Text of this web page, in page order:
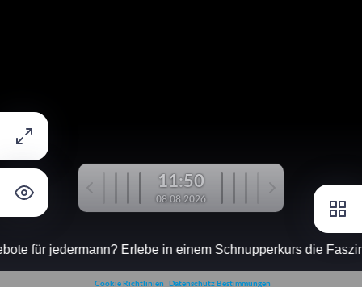
11:50
08.08.2026
für jedermann? Erlebe in einem Schnupperkurs die
Cookie Richtlinien Datenschutz Bestimmungen